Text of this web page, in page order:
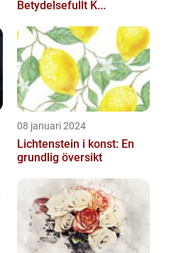
Betydelsefullt K...
08 januari 2024
Lichtenstein i konst: En
grundlig översikt